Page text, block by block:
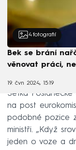
4 fotografií
Bek se brání
věnovat práci,
19. čvn 2024, 15:19
Šéfka
na post
podobné pozice
ministři. „Když
jeden o voze a